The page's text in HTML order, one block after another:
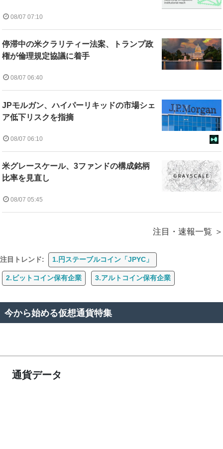
08/07 07:10
停滞中の米クラリティー法案、トランプ政
権が倫理規定協議に着手
08/07 06:40
JPモルガン、ハイパーリキッドの市場シェ
ア低下リスクを指摘
08/07 06:10
米グレースケール、3ファンドの構成銘柄
比率を見直し
08/07 05:45
注目・速報一覧
注目トレンド: 1.円ステーブルコイン「JPYC」
2.ビットコイン保有企業 3.アルトコイン保有企業
今から始める仮想通貨特集
通貨データ